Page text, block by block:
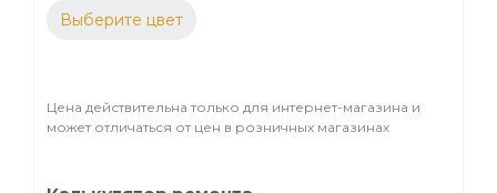
Выберите цвет
Цена действительна только для интернет-магазина и
может отличаться от цен в розничных магазинах